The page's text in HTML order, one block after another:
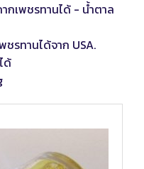
กเพชรทานได้ - น้ำตาล
รทานได้จาก USA.
ด้